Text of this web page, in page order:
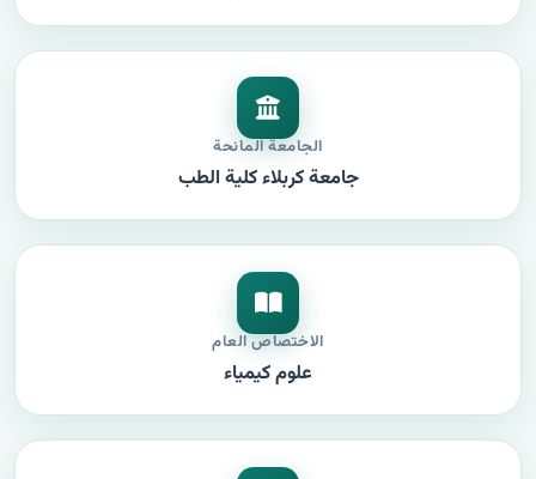
الجامعة المانحة
جامعة كربلاء كلية الطب
الاختصاص العام
علوم كيمياء